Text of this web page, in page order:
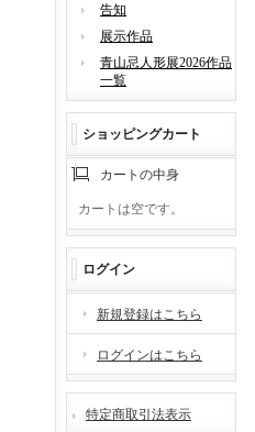
告知
展示作品
青山忌人形展2026作品
一覧
ショッピングカート
カートの中身
カートは空です。
ログイン
新規登録はこちら
ログインはこちら
特定商取引法表示